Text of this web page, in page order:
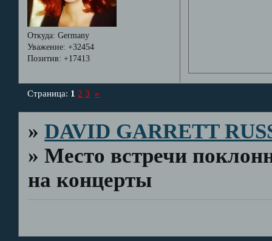
Откуда: Germany
Уважение: +32454
Позитив: +17413
Страница: 1 2 3 »
»DAVID GARRETT
»Место встречи
на концерты